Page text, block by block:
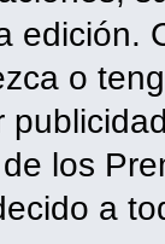
edición.
o
los
a